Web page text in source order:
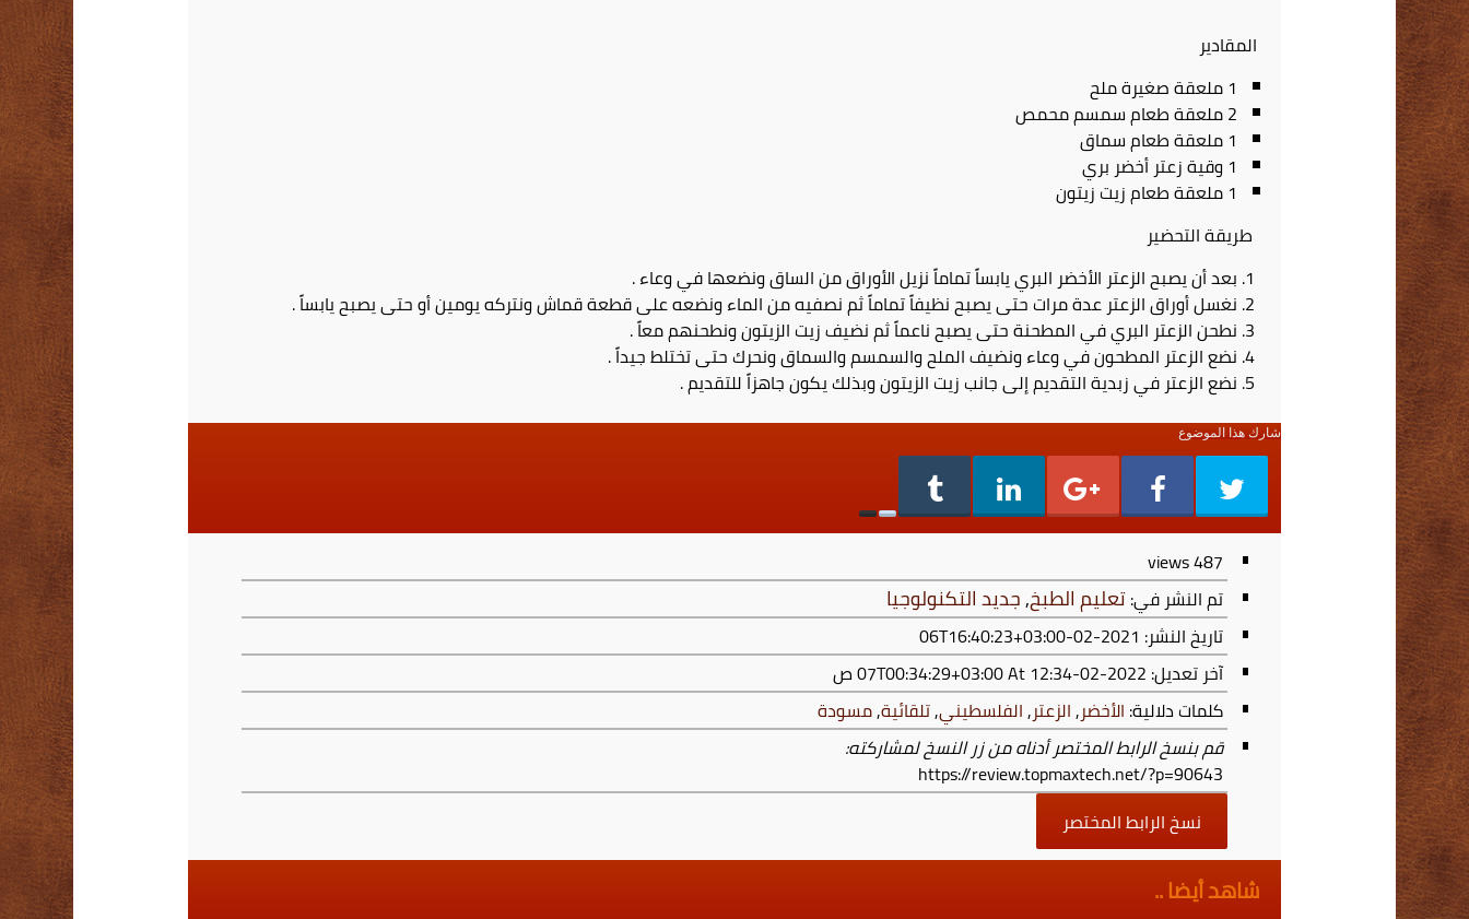
المقادير
1 ملعقة صغيرة ملح
2 ملعقة طعام سمسم محمص
1 ملعقة طعام سماق
1 وقية زعتر أخضر بري
1 ملعقة طعام زيت زيتون
طريقة التحضير
بعد أن يصبح الزعتر الأخضر البري يابساً تماماً نزيل الأوراق من الساق ونضعها في وعاء .
نغسل أوراق الزعتر عدة مرات حتى يصبح نظيفاً تماماً ثم نصفيه من الماء ونضعه على قطعة قماش ونتركه يومين أو حتى يصبح يابساً .
نطحن الزعتر البري في المطحنة حتى يصبح ناعماً ثم نضيف زيت الزيتون ونطحنهم معاً .
نضع الزعتر المطحون في وعاء ونضيف الملح والسمسم والسماق ونحرك حتى تختلط جيداً .
نضع الزعتر في زبدية التقديم إلى جانب زيت الزيتون وبذلك يكون جاهزاً للتقديم .
شارك هذا الموضوع
487
views
تم النشر في:تعليم الطبخ,جديد التكنولوجيا
تاريخ النشر: 2021-02-06T16:40:23+03:00
آخر تعديل: 2022-02-07T00:34:29+03:00
At 12:34 ص
كلمات دلالية: الأخضر,الزعتر,الفلسطيني,تلقائية,مسودة
قم بنسخ الرابط المختصر أدناه من زر النسخ لمشاركته:
https://review.topmaxtech.net/?p=90643
نسخ الرابط المختصر
شاهد أيضا ..